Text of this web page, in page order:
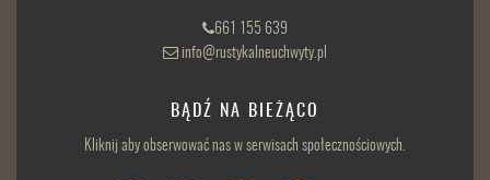
661 155 639
info@rustykalneuchwyty.pl
BĄDŹ NA BIEŻĄCO
Kliknij aby obserwować nas w serwisach społecznościowych.